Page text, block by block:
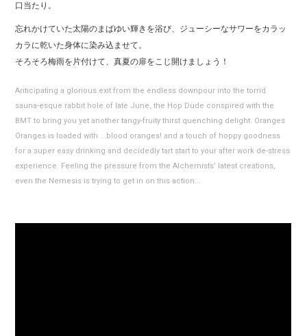
口当たり。
忘れかけていた太陽のまばゆい輝きを浴び、ジューシーなサワーをカラッ
カラに乾いた身体に染み込ませて。
そろそろ梅雨を片付けて、真夏の扉をこじ開けましょう！
Anticipating a glorious exit from the endless downpour into the torrid
sauna-esque rabbit hole of late June, the Hop Dude conspired with the
BMT to bring you yet another tangy-fruity thirst quenching delight. Oranges
Oranges is loaded with ...blood oranges! and a touch of hoppy goodness
for a super easy drinking and decidedly tart start to your after work de-stress
experience. Feeling the pressure from the Alchemists’ latest creations,
even the Nemesis is trying to get in on this action...